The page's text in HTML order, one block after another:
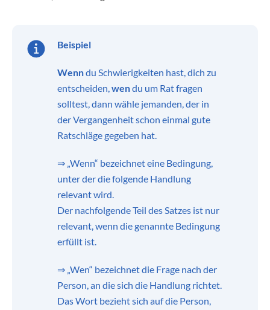
Beispiel
Wenndu Schwierigkeiten hast, dich zu
entscheiden,wendu um Rat fragen
solltest, dann wähle jemanden, der in
der Vergangenheit schon einmal gute
Ratschläge gegeben hat.
⇒ „Wenn“ bezeichnet eine Bedingung,
unter der die folgende Handlung
relevant wird.
Der nachfolgende Teil des Satzes ist nur
relevant, wenn die genannte Bedingung
erfüllt ist.
⇒ „Wen“ bezeichnet die Frage nach der
Person, an die sich die Handlung richtet.
Das Wort bezieht sich auf die Person,